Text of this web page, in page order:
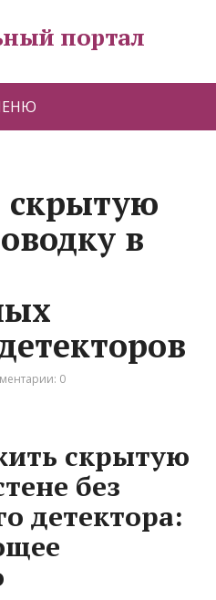
портал
скрытую
в
0
скрытую
без
детектора: